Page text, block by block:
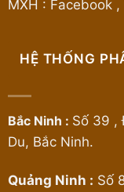
MXH : Facebook ,
HỆ THỐNG
Bắc Ninh : Số 39 ,
Du, Bắc Ninh.
Quảng Ninh : Số